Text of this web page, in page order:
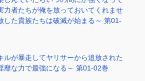
力者たちが俺を放っておいてくれませ
した貴族たちは破滅が始まる～ 第01-
ルが暴走してヤリサーから追放された
靡な力で最強になる～ 第01-02巻